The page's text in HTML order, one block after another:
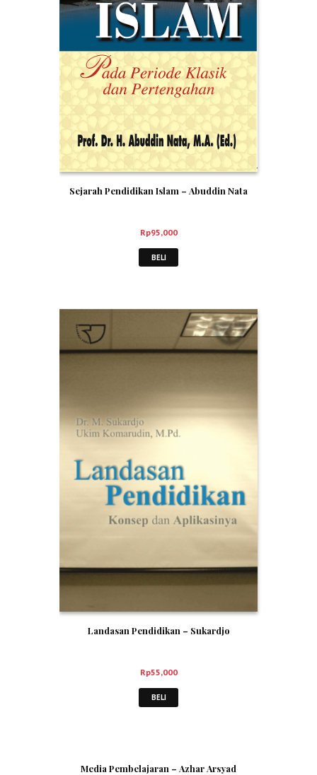
Sejarah Pendidikan Islam – Abuddin Nata
Rp95,000
BELI
Landasan Pendidikan – Sukardjo
Rp55,000
BELI
Media Pembelajaran – Azhar Arsyad